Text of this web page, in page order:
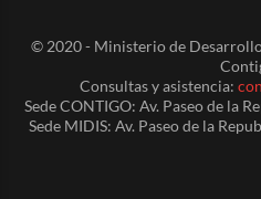
© 2020 - Ministerio de
Consultas y asistencia:
Sede CONTIGO: Av. Paseo de la
Sede MIDIS: Av. Paseo de la